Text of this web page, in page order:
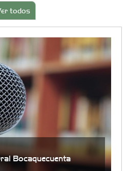
todos
Bocaquecuenta